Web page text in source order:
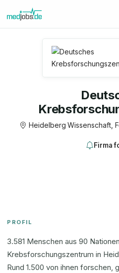
Heidelberg·Wissenschaft,
Firma
PROFIL
3.581 Menschen aus 90
Krebsforschungszentrum in
Rund 1.500 von ihnen forschen,